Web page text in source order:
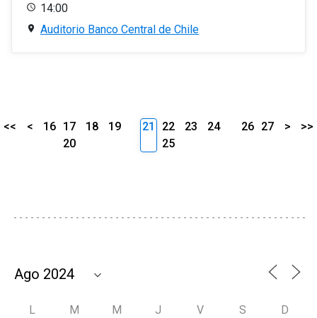
14:00
Auditorio Banco Central de Chile
<< < 16 17 18
19
20
21 22 23
24
25
26 27 > >>
L M M J V S D